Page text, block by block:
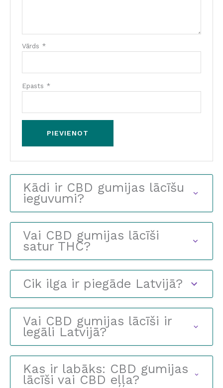
Vārds *
Epasts *
Kādi ir CBD gumijas lācīšu
ieguvumi?
Vai CBD gumijas lācīši
satur THC?
Cik ilga ir piegāde Latvijā?
Vai CBD gumijas lācīši ir
legāli Latvijā?
Kas ir labāks: CBD gumijas
lācīši vai CBD eļļa?